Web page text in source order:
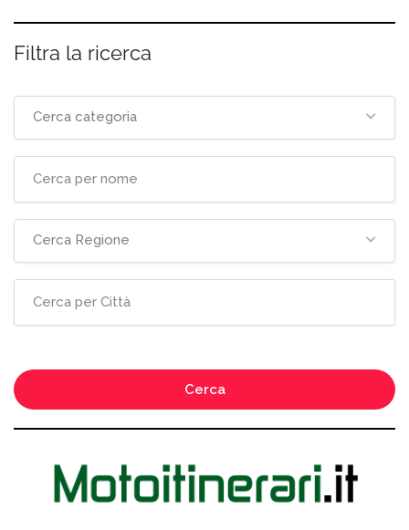
Filtra la ricerca
Cerca categoria
Cerca Regione
Cerca